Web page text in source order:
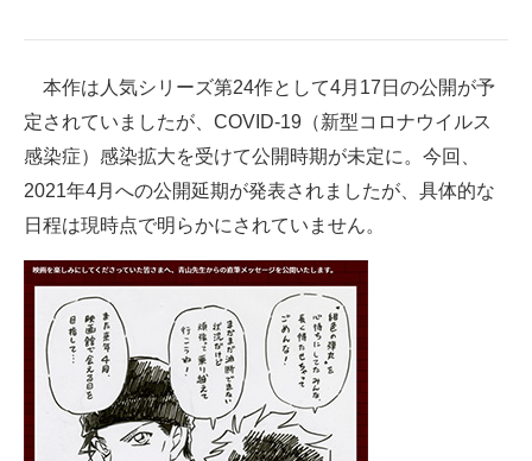
製造業のIT導入・活用を支援
モノづくり技術者専門サイト
電子設計の基本と応用
エネルギーの専門メディア
建設×テクノロジーの最前線
ちょっと気になるネットの話題
本作は人気シリーズ第24作として4月17日の公開が予
定されていましたが、COVID-19（新型コロナウイルス
感染症）感染拡大を受けて公開時期が未定に。今回、
2021年4月への公開延期が発表されましたが、具体的な
日程は現時点で明らかにされていません。